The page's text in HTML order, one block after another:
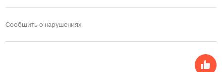
Сообщить о нарушениях